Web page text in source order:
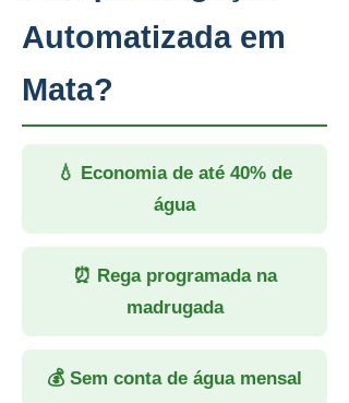
Automatizada em
Mata?
💧 Economia de até 40% de
água
⏰ Rega programada na
madrugada
💰 Sem conta de água mensal